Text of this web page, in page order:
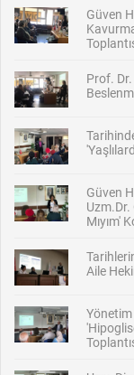
Güven
Prof. Dr.
Güven
Uzm.Dr.
Mıyım'
Aile
Yönetim